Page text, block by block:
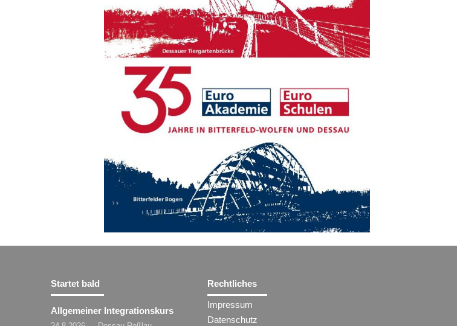
Startet bald
Allgemeiner Integrationskurs
Rechtliches
Impressum
Datenschutz